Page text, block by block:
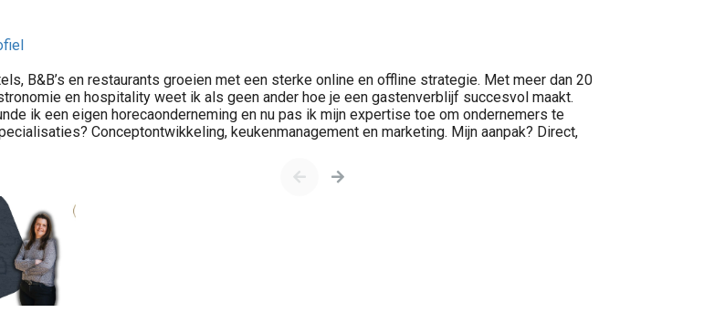
B&B’s en restaurants groeien met een sterke online en offline strategie. Met meer dan 20
en hospitality weet ik als geen ander hoe je een gastenverblijf succesvol maakt.
ik een eigen horecaonderneming en nu pas ik mijn expertise toe om ondernemers te
Conceptontwikkeling, keukenmanagement en marketing. Mijn aanpak? Direct,